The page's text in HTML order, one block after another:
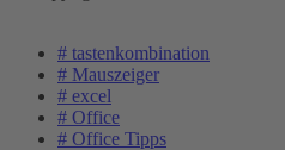
# tastenkombination
# Mauszeiger
# excel
# Office
# Office Tipps